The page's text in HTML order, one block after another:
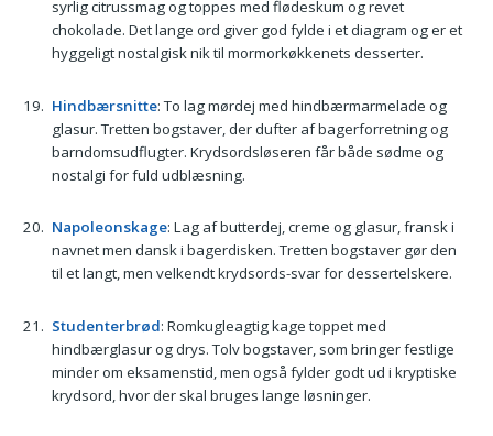
syrlig citrussmag og toppes med flødeskum og revet
chokolade. Det lange ord giver god fylde i et diagram og er et
hyggeligt nostalgisk nik til mormorkøkkenets desserter.
Hindbærsnitte: To lag mørdej med hindbærmarmelade og
glasur. Tretten bogstaver, der dufter af bagerforretning og
barndomsudflugter. Krydsordsløseren får både sødme og
nostalgi for fuld udblæsning.
Napoleonskage: Lag af butterdej, creme og glasur, fransk i
navnet men dansk i bagerdisken. Tretten bogstaver gør den
til et langt, men velkendt krydsords-svar for dessertelskere.
Studenterbrød: Romkugleagtig kage toppet med
hindbærglasur og drys. Tolv bogstaver, som bringer festlige
minder om eksamenstid, men også fylder godt ud i kryptiske
krydsord, hvor der skal bruges lange løsninger.